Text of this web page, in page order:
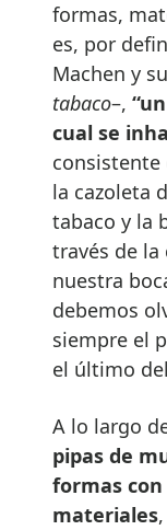
formas,
es, por
Machen y
tabaco–,
cual se
consistente
la cazoleta
tabaco y la
través de la
nuestra
debemos
siempre el
el último
A lo largo
pipas de
formas
materiales